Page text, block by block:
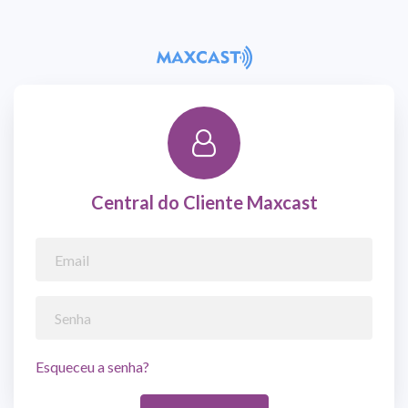
Central do Cliente Maxcast
Esqueceu a senha?